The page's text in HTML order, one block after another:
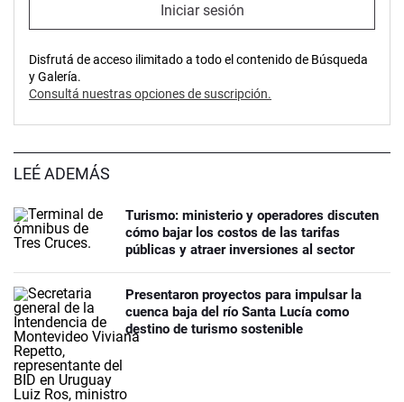
Iniciar sesión
Disfrutá de acceso ilimitado a todo el contenido de Búsqueda
y Galería.
Consultá nuestras opciones de suscripción.
LEÉ ADEMÁS
Turismo: ministerio y operadores discuten
cómo bajar los costos de las tarifas
públicas y atraer inversiones al sector
Presentaron proyectos para impulsar la
cuenca baja del río Santa Lucía como
destino de turismo sostenible